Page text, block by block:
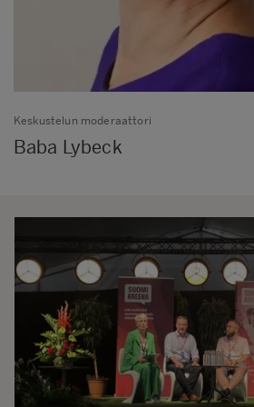
Keskustelun moderaattori
Baba Lybeck